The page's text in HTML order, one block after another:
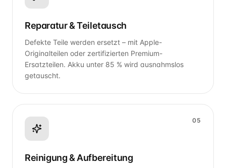
Reparatur & Teiletausch
Defekte Teile werden ersetzt – mit Apple-
Originalteilen oder zertifizierten Premium-
Ersatzteilen. Akku unter 85 % wird ausnahmslos
getauscht.
05
Reinigung & Aufbereitung